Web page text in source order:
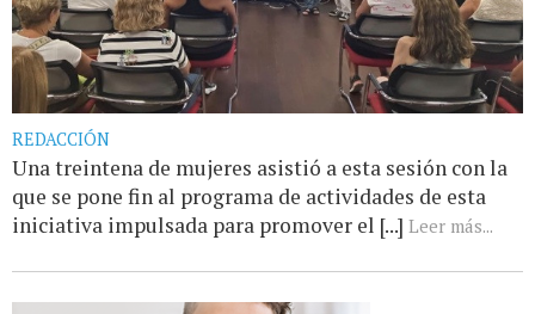
REDACCIÓN
Una treintena de mujeres asistió a esta sesión con la
que se pone fin al programa de actividades de esta
iniciativa impulsada para promover el [...] Leer más...